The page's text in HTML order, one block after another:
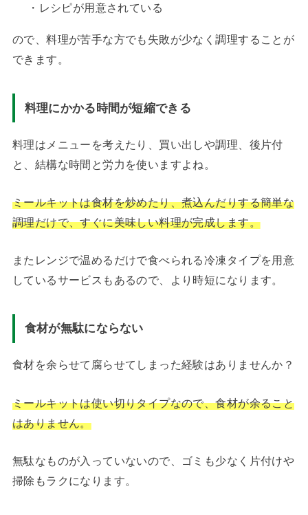
・レシピが用意されている
ので、料理が苦手な方でも失敗が少なく調理することが
できます。
料理にかかる時間が短縮できる
料理はメニューを考えたり、買い出しや調理、後片付
と、結構な時間と労力を使いますよね。
ミールキットは食材を炒めたり、煮込んだりする簡単な
調理だけで、すぐに美味しい料理が完成します。
またレンジで温めるだけで食べられる冷凍タイプを用意
しているサービスもあるので、より時短になります。
食材が無駄にならない
食材を余らせて腐らせてしまった経験はありませんか？
ミールキットは使い切りタイプなので、食材が余ること
はありません。
無駄なものが入っていないので、ゴミも少なく片付けや
掃除もラクになります。